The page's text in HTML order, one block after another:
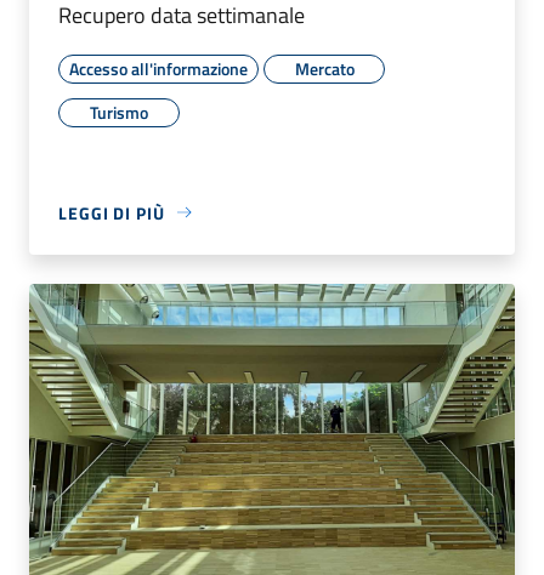
Recupero data settimanale
Accesso all'informazione
Mercato
Turismo
LEGGI DI PIÙ